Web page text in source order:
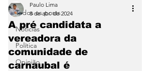
Todos os posts
Notícias
Política
Opinião
A pré candidata a
vereadora da
comunidade de
carnaubal é
Paulo Lima
8 de abr. de 2024